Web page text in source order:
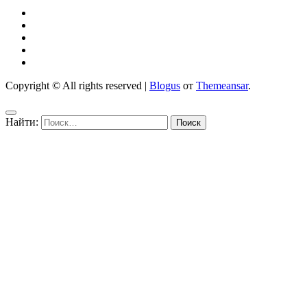
Copyright © All rights reserved | Blogus от Themeansar.
Найти: